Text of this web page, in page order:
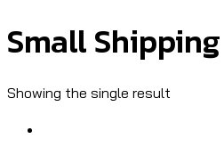
Small Shipping
Showing the single result